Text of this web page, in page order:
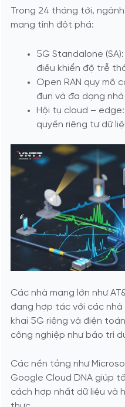
Trong 24 tháng tới,
mang tính đột phá:
5G Standalone
điều khiển độ trễ
Open RAN quy mô
đun và đa dạng
Hội tụ cloud –
quyền riêng tư dữ
Các nhà mạng lớn như
đang hợp tác với các
khai 5G riêng và điện
công nghiệp như bảo trì
Các nền tảng như
Google Cloud DNA giúp
cách hợp nhất dữ liệu và